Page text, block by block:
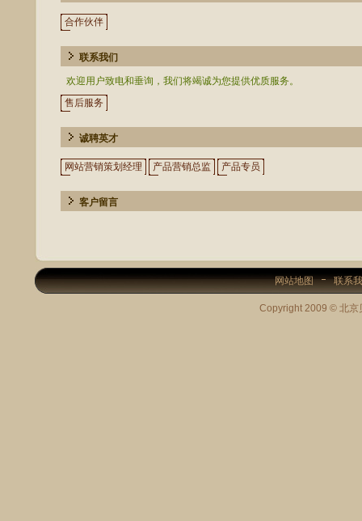
合作伙伴
联系我们
欢迎用户致电和垂询，我们将竭诚为您提供优质服务。
售后服务
诚聘英才
网站营销策划经理 产品营销总监 产品专员
客户留言
网站地图 联系
Copyright 2009 © 北